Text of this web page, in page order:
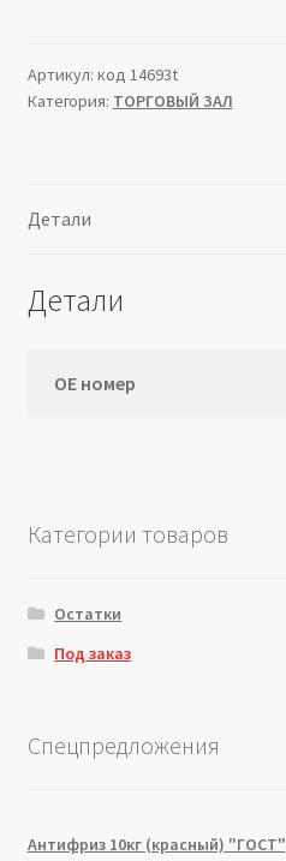
Артикул: код 14693t
Категория: ТОРГОВЫЙ ЗАЛ
Детали
Детали
ОЕ номер
Категории товаров
Остатки
Под заказ
Спецпредложения
Антифриз 10кг (красный) "ГОСТ"